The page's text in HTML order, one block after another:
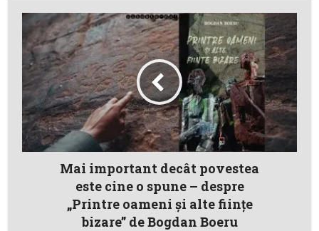
Mai important decât povestea
este cine o spune – despre
„Printre oameni și alte ființe
bizare” de Bogdan Boeru